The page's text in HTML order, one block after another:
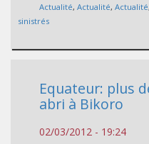
Actualité, Actualité, Actualité,
sinistrés
Equateur: plus
abri à Bikoro
02/03/2012 - 19:24